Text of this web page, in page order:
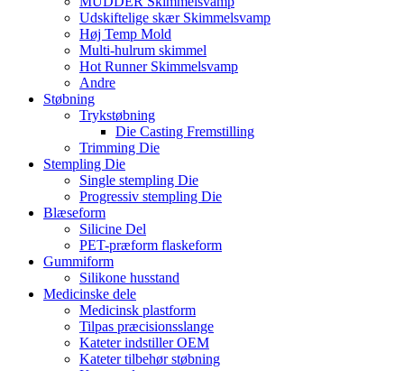
Udskiftelige skær Skimmelsvamp
Høj Temp Mold
Multi-hulrum skimmel
Hot Runner Skimmelsvamp
Andre
Støbning
Trykstøbning
Die Casting Fremstilling
Trimming Die
Stempling Die
Single stempling Die
Progressiv stempling Die
Blæseform
Silicine Del
PET-præform flaskeform
Gummiform
Silikone husstand
Medicinske dele
Medicinsk plastform
Tilpas præcisionsslange
Kateter indstiller OEM
Kateter tilbehør støbning